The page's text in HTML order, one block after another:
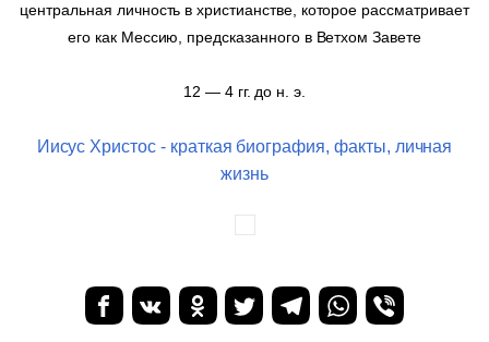
центральная личность в христианстве, которое рассматривает
его как Мессию, предсказанного в Ветхом Завете
12 — 4 гг. до н. э.
Иисус Христос - краткая биография, факты, личная
жизнь